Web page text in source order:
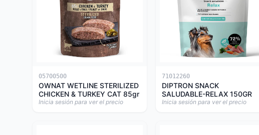
05700500
OWNAT WETLINE STERILIZED
CHICKEN & TURKEY CAT 85gr
Inicia sesión para ver el precio
71012260
DIPTRON SNACK
SALUDABLE-RELAX 150GR
Inicia sesión para ver el precio